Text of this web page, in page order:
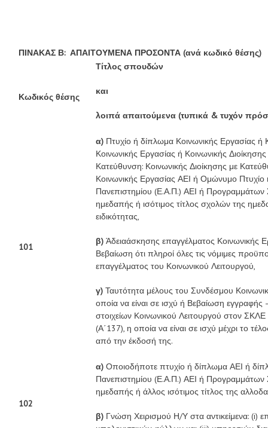
ΠΙΝΑΚΑΣ Β: ΑΠΑΙΤΟΥΜΕΝΑ ΠΡΟΣΟΝΤΑ (ανά κωδικό θέσης)
Κωδικός θέσης
Τίτλος σπουδών
και
λοιπά απαιτούμενα (τυπικά & τυχόν
101
α) Πτυχίο ή δίπλωμα Κοινωνικής Εργασίας ή
Κοινωνικής Εργασίας ή Κοινωνικής
Κατεύθυνση: Κοινωνικής Διοίκησης με
Κοινωνικής Εργασίας ΑΕΙ ή Ομώνυμο
Πανεπιστημίου (Ε.Α.Π.) ΑΕΙ ή
ημεδαπής ή ισότιμος τίτλος σχολών της
ειδικότητας,
β) Άδειαάσκησης επαγγέλματος Κοινωνικής
Βεβαίωση ότι πληροί όλες τις νόμιμες
επαγγέλματος του Κοινωνικού Λειτουργού,
γ) Ταυτότητα μέλους του Συνδέσμου
οποία να είναι σε ισχύ ή Βεβαίωση
στοιχείων Κοινωνικού Λειτουργού στον
(Α΄137), η οποία να είναι σε ισχύ μέχρι το
από την έκδοσή της.
102
α) Οποιοδήποτε πτυχίο ή δίπλωμα ΑΕΙ ή
Πανεπιστημίου (Ε.Α.Π.) ΑΕΙ ή
ημεδαπής ή άλλος ισότιμος τίτλος της
β) Γνώση Χειρισμού Η/Υ στα αντικείμενα: (i)